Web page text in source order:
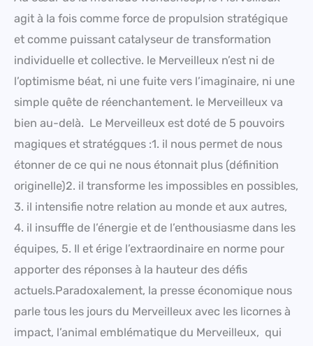
agit à la fois comme force de propulsion stratégique
et comme puissant catalyseur de transformation
individuelle et collective. le Merveilleux n’est ni de
l’optimisme béat, ni une fuite vers l’imaginaire, ni une
simple quête de réenchantement. le Merveilleux va
bien au-delà. Le Merveilleux est doté de 5 pouvoirs
magiques et stratégques :1. il nous permet de nous
étonner de ce qui ne nous étonnait plus (définition
originelle)2. il transforme les impossibles en possibles,
3. il intensifie notre relation au monde et aux autres,
4. il insuffle de l’énergie et de l’enthousiasme dans les
équipes, 5. Il et érige l’extraordinaire en norme pour
apporter des réponses à la hauteur des défis
actuels.Paradoxalement, la presse économique nous
parle tous les jours du Merveilleux avec les licornes à
impact, l’animal emblématique du Merveilleux, qui